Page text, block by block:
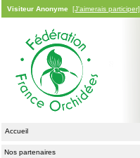
Visiteur Anonyme [J'aimerais participer]
Accueil
Nos partenaires